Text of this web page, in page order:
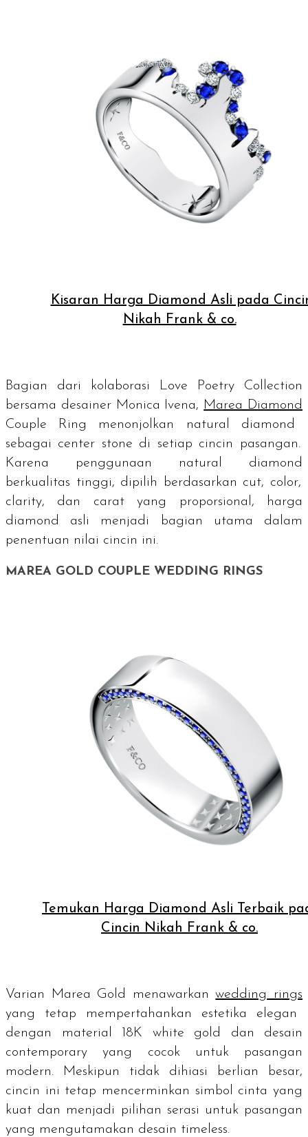
Kisaran Harga Diamond Asli pada
Nikah Frank & co.
Bagian dari kolaborasi Love Poetry Collection
bersama desainer Monica Ivena, Marea Diamond
Couple Ring menonjolkan
natural diamond
sebagai center stone di setiap cincin pasangan.
Karena penggunaan natural diamond
berkualitas tinggi, dipilih berdasarkan cut, color,
clarity, dan carat yang proporsional, harga
diamond
asli menjadi bagian utama dalam
penentuan nilai cincin ini.
MAREA GOLD COUPLE WEDDING RINGS
Temukan Harga Diamond Asli Terbaik
Cincin Nikah Frank & co.
Varian Marea Gold menawarkanwedding rings
yang tetap mempertahankan estetika elegan
dengan material 18K white gold
dan desain
contemporary yang cocok untuk pasangan
modern. Meskipun tidak dihiasi berlian besar,
cincin ini tetap mencerminkan simbol cinta yang
kuat dan menjadi pilihan serasi untuk pasangan
yang mengutamakan desain timeless.